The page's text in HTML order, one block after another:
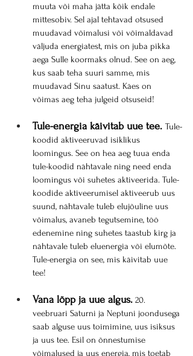
muuta või maha jätta kõik endale
mittesobiv. Sel ajal tehtavad otsused
muudavad võimalusi või võimaldavad
väljuda energiatest, mis on juba pikka
aega Sulle koormaks olnud. See on aeg,
kus saab teha suuri samme, mis
muudavad Sinu saatust. Käes on
võimas aeg teha julgeid otsuseid!
Tule-energia käivitab uue tee. Tule-
koodid aktiveeruvad isiklikus
loomingus. See on hea aeg tuua enda
tule-koodid nähtavale ning need enda
loomingus või suhetes aktiveerida. Tule-
koodide aktiveerumisel aktiveerub uus
suund, nähtavale tuleb elujõuline uus
võimalus, avaneb tegutsemine, töö
edenemine ning suhetes taastub kirg ja
nähtavale tuleb eluenergia või elumõte.
Tule-energia on see, mis käivitab uue
tee!
Vana lõpp ja uue algus. 20.
veebruari Saturni ja Neptuni joondusega
saab alguse uus toimimine, uus isiksus
ja uus tee. Esil on õnnestumise
võimalused ja uus energia, mis toetab